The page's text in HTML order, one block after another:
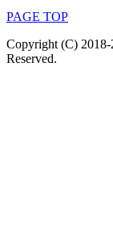
PAGE TOP
Copyright (C)
Reserved.